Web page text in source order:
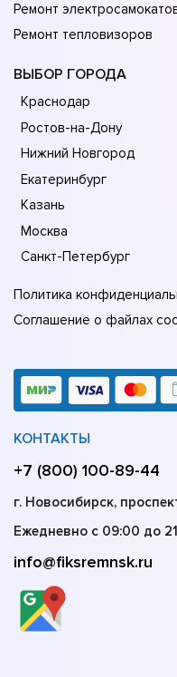
Ремонт
Ремонт тепловизоров
ВЫБОР ГОРОДА
Краснодар
Ростов-на-Дону
Нижний Новгород
Екатеринбург
Казань
Москва
Санкт-Петербург
Политика
Соглашение о файлах
КОНТАКТЫ
+7 (800) 100-89-44
г. Новосибирск,
Ежедневно с 09:00 до
info@fiksremnsk.ru